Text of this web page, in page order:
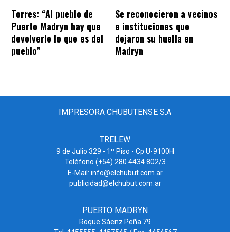
Torres: “Al pueblo de
Puerto Madryn hay que
devolverle lo que es del
pueblo”
Se reconocieron a vecinos
e instituciones que
dejaron su huella en
Madryn
IMPRESORA CHUBUTENSE S.A
TRELEW
9 de Julio 329 - 1º Piso - Cp U-9100H
Teléfono (+54) 280 4434 802/3
E-Mail: info@elchubut.com.ar
publicidad@elchubut.com.ar
PUERTO MADRYN
Roque Sáenz Peña 79